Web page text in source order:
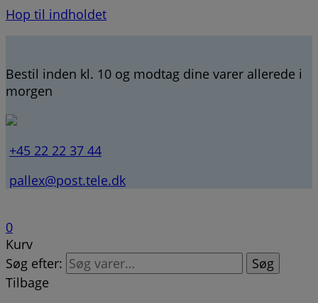
Hop til indholdet
Bestil inden kl. 10 og modtag dine varer allerede i
morgen
+45 22 22 37 44
pallex@post.tele.dk
0
Kurv
Søg efter:
Søg
Tilbage